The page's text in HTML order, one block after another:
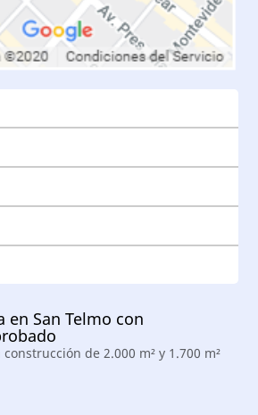
en San Telmo con
de 2.000 m² y 1.700 m²